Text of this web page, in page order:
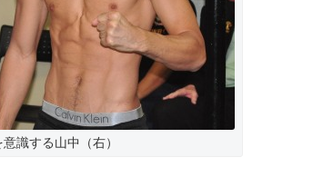
識する山中（右）